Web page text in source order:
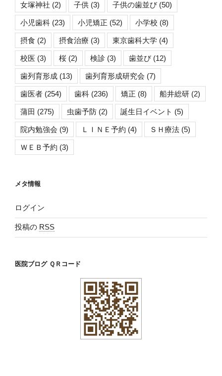
女塚神社 (2) 子供 (3) 子供の歯並び (50)
小児歯科 (23) 小児矯正 (52) 小学校 (8)
摂食 (2) 摂食治療 (3) 東京歯科大学 (4)
校医 (3) 桜 (2) 検診 (3) 歯並び (12)
歯列育形成 (13) 歯列育形成研究会 (7)
歯医者 (254) 歯科 (236) 矯正 (8) 船井総研 (2)
蒲田 (275) 虫歯予防 (2) 誕生日イベント (5)
院内勉強会 (9) ＬＩＮＥ予約 (4) ＳＨ療法 (5)
ＷＥＢ予約 (3)
メタ情報
ログイン
投稿の RSS
医院ブログ ＱＲコード